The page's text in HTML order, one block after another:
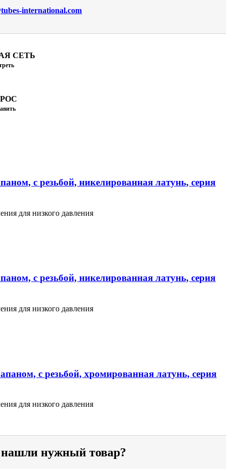
international.com
СЕТЬ
с резьбой, никелированная латунь, серия
для низкого давления
с резьбой, никелированная латунь, серия
для низкого давления
с резьбой, хромированная латунь, серия
для низкого давления
нужный товар?